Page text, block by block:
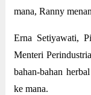
mana, Ranny
Erna Setiyawati,
Menteri
bahan-bahan
ke mana.